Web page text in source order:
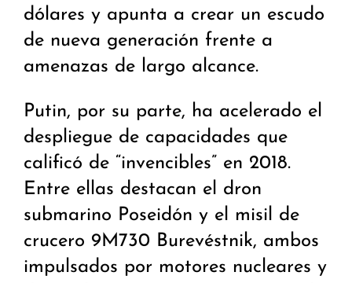
dólares y apunta a crear un escudo
de nueva generación frente a
amenazas de largo alcance.
Putin, por su parte, ha acelerado el
despliegue de capacidades que
calificó de “invencibles” en 2018.
Entre ellas destacan el dron
submarino Poseidón y el misil de
crucero 9M730 Burevéstnik, ambos
impulsados por motores nucleares y